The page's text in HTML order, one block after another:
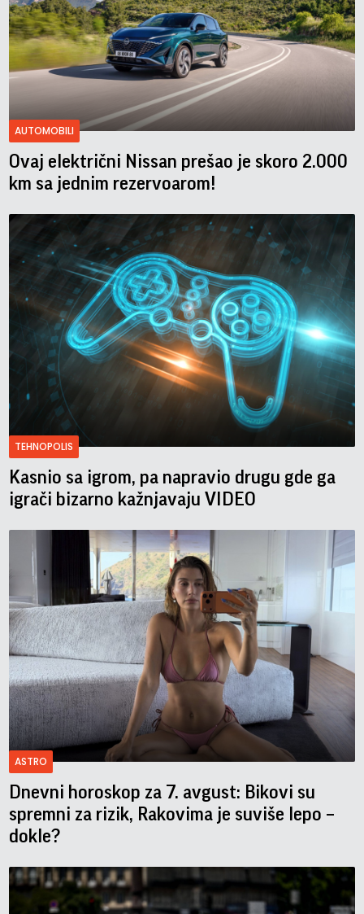
AUTOMOBILI
Ovaj električni Nissan prešao je skoro 2.000
km sa jednim rezervoarom!
TEHNOPOLIS
Kasnio sa igrom, pa napravio drugu gde ga
igrači bizarno kažnjavaju VIDEO
ASTRO
Dnevni horoskop za 7. avgust: Bikovi su
spremni za rizik, Rakovima je suviše lepo –
dokle?